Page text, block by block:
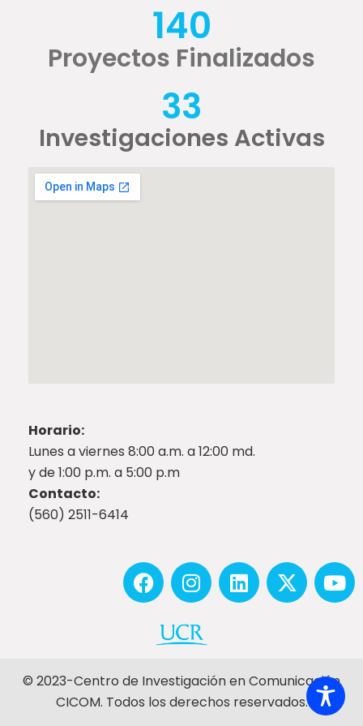
Proyectos Finalizados
140
Investigaciones Activas
33
Horario:
Lunes a viernes 8:00 a.m. a 12:00 md.
y de 1:00 p.m. a 5:00 p.m
Contacto:
(560) 2511-6414
© 2023-Centro de Investigación en Comunicación
CICOM. Todos los derechos reservados.